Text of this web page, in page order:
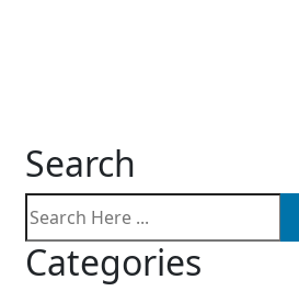
Search
Categories